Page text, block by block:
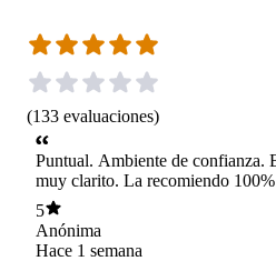
(133 evaluaciones)
Puntual. Ambiente de confianza. Explica todo
muy clarito. La recomiendo 100%
5
Anónima
Hace 1 semana